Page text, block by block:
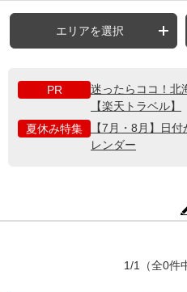
エリアを選択
PR
迷ったらココ！北
【楽天トラベル】
夏休み特集
【7月・8月】日
レンダー
1/1 （全0件